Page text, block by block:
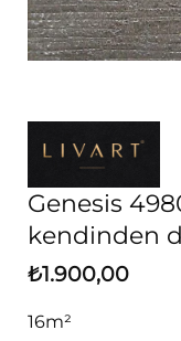
Genesis
kendinden
₺1.900,00
16m²